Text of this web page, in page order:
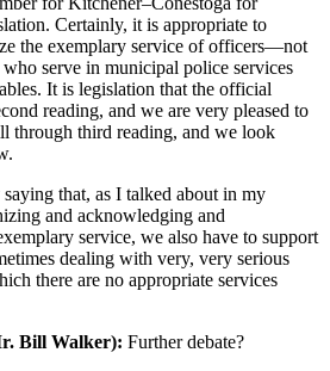
Certainly, it is appropriate to
the exemplary service of officers—not
serve in municipal police services
It is legislation that the official
reading, and we are very pleased to
through third reading, and we look
that, as I talked about in my
and acknowledging and
service, we also have to support
dealing with very, very serious
there are no appropriate services
Bill Walker): Further debate?